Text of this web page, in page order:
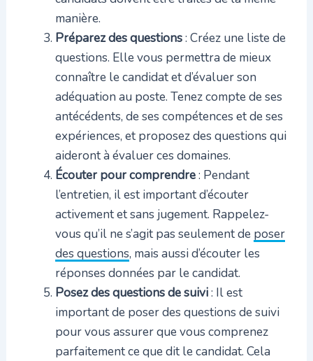
manière.
Préparez des questions: Créez une liste de
questions. Elle vous permettra de mieux
connaître le candidat et d’évaluer son
adéquation au poste. Tenez compte de ses
antécédents, de ses compétences et de ses
expériences, et proposez des questions qui
aideront à évaluer ces domaines.
Écouter pour comprendre: Pendant
l’entretien, il est important d’écouter
activement et sans jugement. Rappelez-
vous qu’il ne s’agit pas seulement de poser
des questions, mais aussi d’écouter les
réponses données par le candidat.
Posez des questions de suivi: Il est
important de poser des questions de suivi
pour vous assurer que vous comprenez
parfaitement ce que dit le candidat. Cela